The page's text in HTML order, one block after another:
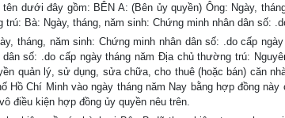
dưới đây gồm: BÊN A: (Bên ủy quyền) Ông: Ngày,
Bà: Ngày, tháng, năm sinh: Chứng minh nhân dân số:
tháng, năm sinh: Chứng minh nhân dân số: .do cấp
số: .do cấp ngày tháng năm Địa chủ thường trú:
quản lý, sử dụng, sửa chữa, cho thuê (hoặc bán) căn
Hồ Chí Minh vào ngày tháng năm Nay bằng hợp đồng
điều kiện hợp đồng ủy quyền nêu trên.